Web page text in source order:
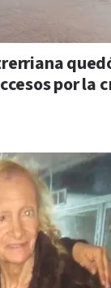
por la